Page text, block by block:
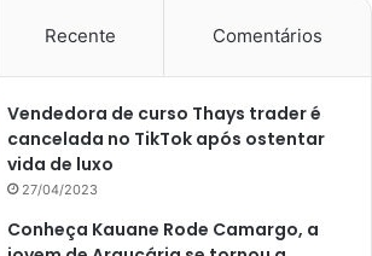
Recente Comentários
Vendedora de curso Thays trader é
cancelada no TikTok após ostentar
vida de luxo
27/04/2023
Conheça Kauane Rode Camargo, a